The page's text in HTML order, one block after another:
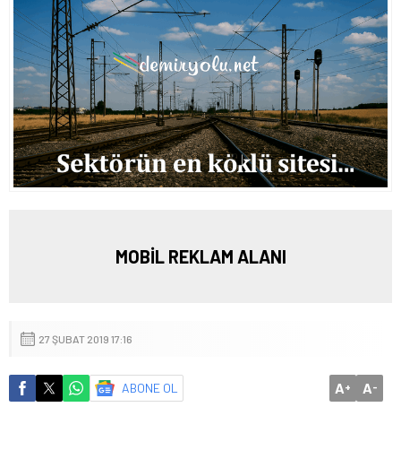
MOBİL REKLAM ALANI
27 ŞUBAT 2019 17:16
ABONE OL A+ A-